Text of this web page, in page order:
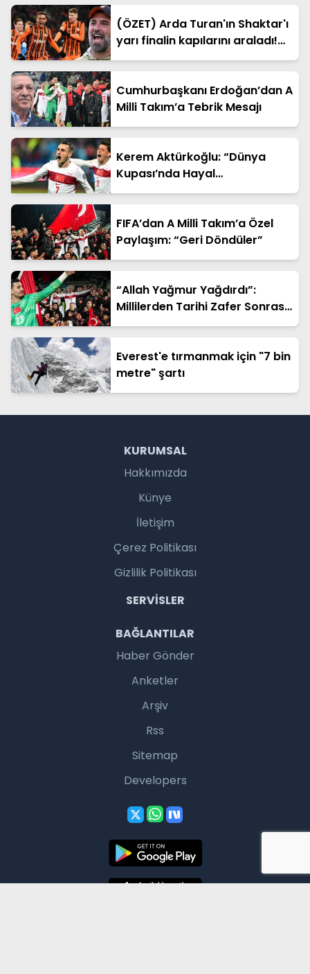
(ÖZET) Arda Turan'ın Shaktar'ı
yarı finalin kapılarını araladı!
Shaktar Donetsk - AZ Alkmaar
Konferans Ligi)
Cumhurbaşkanı Erdoğan’dan A
Milli Takım’a Tebrik Mesajı
Kerem Aktürkoğlu: “Dünya
Kupası’nda Hayal
Kurduracağız”
FIFA’dan A Milli Takım’a Özel
Paylaşım: “Geri Döndüler”
“Allah Yağmur Yağdırdı”:
Millilerden Tarihi Zafer Sonrası
Duygusal Sözler
Everest'e tırmanmak için "7 bin
metre" şartı
KURUMSAL
Hakkımızda
Künye
İletişim
Çerez Politikası
Gizlilik Politikası
SERVISLER
BAĞLANTILAR
Haber Gönder
Anketler
Arşiv
Rss
Sitemap
Developers